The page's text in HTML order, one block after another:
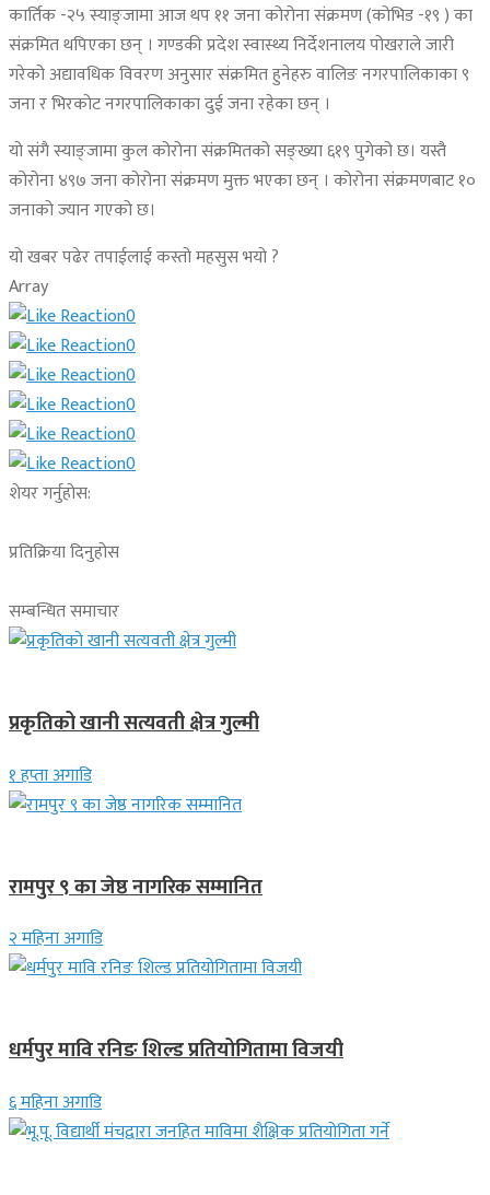
कार्तिक -२५ स्याङ्जामा आज थप ११ जना कोरोना संक्रमण (कोभिड -१९ ) का
संक्रमित थपिएका छन् । गण्डकी प्रदेश स्वास्थ्य निर्देशनालय पोखराले जारी
गरेको अद्यावधिक विवरण अनुसार संक्रमित हुनेहरु वालिङ नगरपालिकाका ९
जना र भिरकोट नगरपालिकाका दुई जना रहेका छन् ।
यो संगै स्याङ्जामा कुल कोरोना संक्रमितको सङ्ख्या ६१९ पुगेको छ। यस्तै
कोरोना ४९७ जना कोरोना संक्रमण मुक्त भएका छन् । कोरोना संक्रमणबाट १०
जनाको ज्यान गएको छ।
यो खबर पढेर तपाईलाई कस्तो महसुस भयो ?
Array
0
0
0
0
0
0
शेयर गर्नुहोस:
प्रतिक्रिया दिनुहोस
सम्बन्धित समाचार
प्रकृतिको खानी सत्यवती क्षेत्र गुल्मी
१ हप्ता अगाडि
रामपुर ९ का जेष्ठ नागरिक सम्मानित
२ महिना अगाडि
धर्मपुर मावि रनिङ शिल्ड प्रतियोगितामा विजयी
६ महिना अगाडि